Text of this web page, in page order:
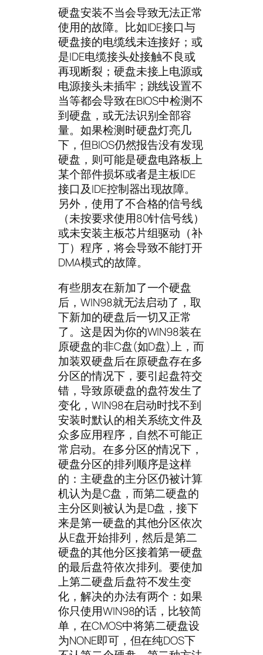
硬盘安装不当会导致无法正常
使用的故障。比如IDE接口与
硬盘接的电缆线未连接好；或
是IDE电缆接头处接触不良或
再现断裂；硬盘未接上电源或
电源接头未插牢；跳线设置不
当等都会导致在BIOS中检测不
到硬盘，或无法识别全部容
量。如果检测时硬盘灯亮几
下，但BIOS仍然报告没有发现
硬盘，则可能是硬盘电路板上
某个部件损坏或者是主板IDE
接口及IDE控制器出现故障。
另外，使用了不合格的信号线
（未按要求使用80针信号线）
或未安装主板芯片组驱动（补
丁）程序，将会导致不能打开
DMA模式的故障。
有些朋友在新加了一个硬盘
后，WIN98就无法启动了，取
下新加的硬盘后一切又正常
了。这是因为你的WIN98装在
原硬盘的非C盘(如D盘)上，而
加装双硬盘后在原硬盘存在多
分区的情况下，要引起盘符交
错，导致原硬盘的盘符发生了
变化，WIN98在启动时找不到
安装时默认的相关系统文件及
众多应用程序，自然不可能正
常启动。在多分区的情况下，
硬盘分区的排列顺序是这样
的：主硬盘的主分区仍被计算
机认为是C盘，而第二硬盘的
主分区则被认为是D盘，接下
来是第一硬盘的其他分区依次
从E盘开始排列，然后是第二
硬盘的其他分区接着第一硬盘
的最后盘符依次排列。要使加
上第二硬盘后盘符不发生变
化，解决的办法有两个：如果
你只使用WIN98的话，比较简
单，在CMOS中将第二硬盘设
为NONE即可，但在纯DOS下